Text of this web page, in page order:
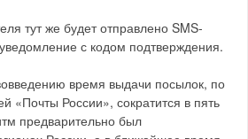
тут же будет отправлено SMS-
с кодом подтверждения.
время выдачи посылок, по
«Почты России», сократится в пять
предварительно был